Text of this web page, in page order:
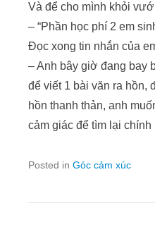
Và để cho mình khỏi
– “Phần học phí 2 em
Đọc xong tin nhắn của
– Anh bây giờ đang bay
để viết 1 bài văn ra hồn,
hồn thanh thản, anh
cảm giác để tìm lại chính
Posted in Góc cảm xúc